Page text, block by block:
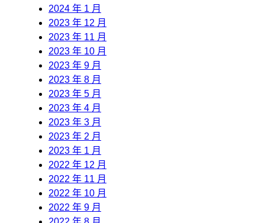
2024 年 1 月
2023 年 12 月
2023 年 11 月
2023 年 10 月
2023 年 9 月
2023 年 8 月
2023 年 5 月
2023 年 4 月
2023 年 3 月
2023 年 2 月
2023 年 1 月
2022 年 12 月
2022 年 11 月
2022 年 10 月
2022 年 9 月